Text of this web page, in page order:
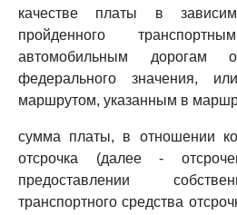
качестве платы в
пройденного
автомобильным дорогам
федерального значения,
маршрутом, указанным в
сумма платы, в отношении
отсрочка (далее -
предоставлении
транспортного средства